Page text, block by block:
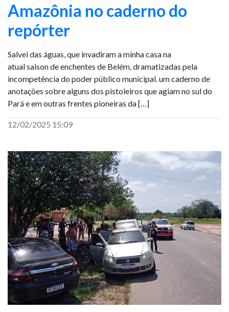
Amazônia no caderno do
repórter
Salvei das águas, que invadiram a minha casa na
atual saison de enchentes de Belém, dramatizadas pela
incompetência do poder público municipal. um caderno de
anotações sobre alguns dos pistoleiros que agiam no sul do
Pará e em outras frentes pioneiras da […]
12/02/2025 15:09